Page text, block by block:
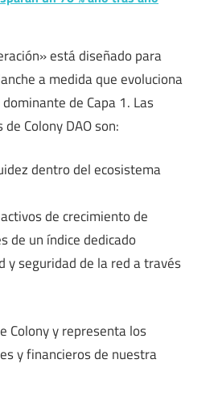
está diseñado para
a medida que evoluciona
de Capa 1. Las
Colony DAO son:
dentro del ecosistema
de crecimiento de
de un índice dedicado
y seguridad de la red a través
Colony y representa los
y financieros de nuestra